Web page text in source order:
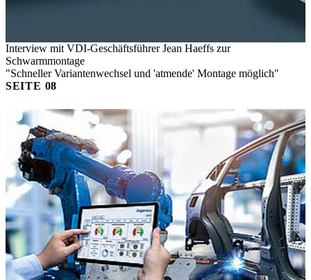
Interview mit VDI-Geschäftsführer Jean Haeffs zur
Schwarmmontage
"Schneller Variantenwechsel und 'atmende' Montage möglich"
SEITE 08